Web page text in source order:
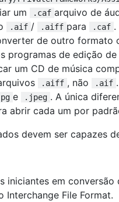
um .caf arquivo de
.aif / .aiff para .caf .
de outro formato
programas de edição
um CD de música
.aiff , não .aif
e .jpeg . A única
abrir cada um por
devem ser capazes
iniciantes em conversão
Interchange File Format.